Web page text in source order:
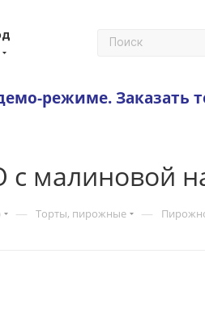
режиме. Заказать
с малиновой
— Торты, пирожные —